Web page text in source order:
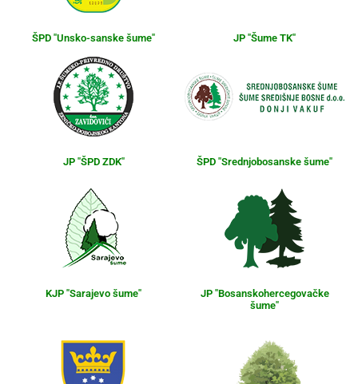
ŠPD "Unsko-sanske šume" JP "Šume TK"
JP "ŠPD ZDK" ŠPD "Srednjobosanske šume"
KJP "Sarajevo šume"
JP "Bosanskohercegovačke
šume"